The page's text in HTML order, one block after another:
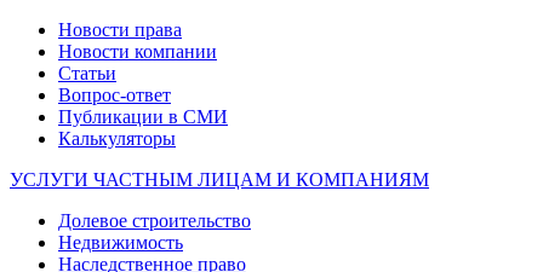
Новости права
Новости компании
Статьи
Вопрос-ответ
Публикации в СМИ
Калькуляторы
УСЛУГИ ЧАСТНЫМ ЛИЦАМ И КОМПАНИЯМ
Долевое строительство
Недвижимость
Наследственное право